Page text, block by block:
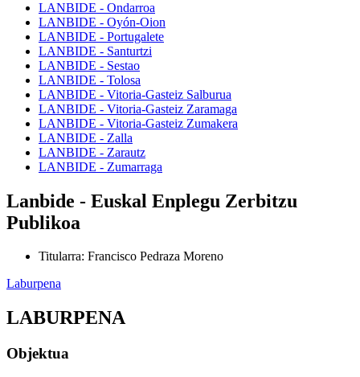
LANBIDE - Ondarroa
LANBIDE - Oyón-Oion
LANBIDE - Portugalete
LANBIDE - Santurtzi
LANBIDE - Sestao
LANBIDE - Tolosa
LANBIDE - Vitoria-Gasteiz Salburua
LANBIDE - Vitoria-Gasteiz Zaramaga
LANBIDE - Vitoria-Gasteiz Zumakera
LANBIDE - Zalla
LANBIDE - Zarautz
LANBIDE - Zumarraga
Lanbide - Euskal Enplegu Zerbitzu
Publikoa
Titularra: Francisco Pedraza Moreno
Laburpena
LABURPENA
Objektua